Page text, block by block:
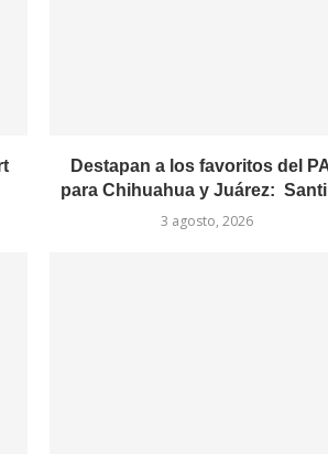
Destapan a los favoritos del
para Chihuahua y Juárez: Santi
3 agosto, 2026